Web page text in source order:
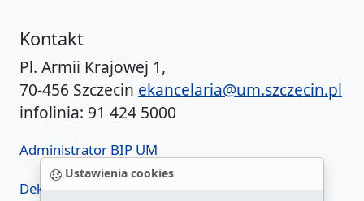
Ustawienia cookies
Kontakt
Pl. Armii Krajowej 1,
70-456 Szczecin ekancelaria@um.szczecin.pl
infolinia: 91 424 5000
Administrator BIP UM
Deklaracja dostępności